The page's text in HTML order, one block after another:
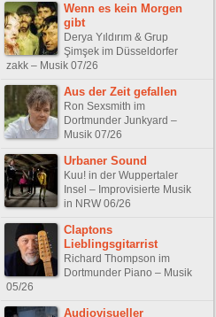
Wenn es kein Morgen
gibt
Derya Yıldırım & Grup
Şimşek im Düsseldorfer
zakk – Musik 07/26
Aus der Zeit gefallen
Ron Sexsmith im
Dortmunder Junkyard –
Musik 07/26
Urbaner Sound
Kuu! in der Wuppertaler
Insel – Improvisierte Musik
in NRW 06/26
Claptons
Lieblingsgitarrist
Richard Thompson im
Dortmunder Piano – Musik
05/26
Audiovisueller